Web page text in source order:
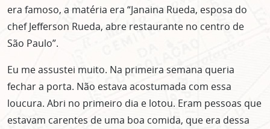
era famoso, a matéria era “Janaina Rueda, esposa do
chef Jefferson Rueda, abre restaurante no centro de
São Paulo”.
Eu me assustei muito. Na primeira semana queria
fechar a porta. Não estava acostumada com essa
loucura. Abri no primeiro dia e lotou. Eram pessoas que
estavam carentes de uma boa comida, que era dessa